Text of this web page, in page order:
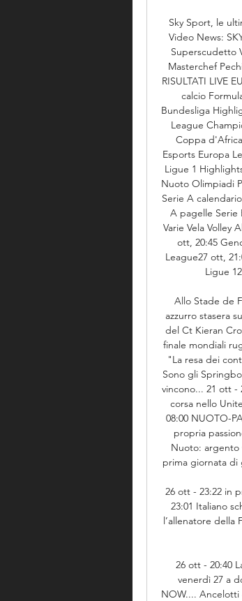
Sky Sport, le
Video News:
Superscudetto
Masterchef
RISULTATI LIVE
calcio
Bundesliga
League
Coppa
Esports Europa
Ligue 1
Nuoto Olimpiadi
Serie A
A pagelle Serie
Varie Vela Volley
ott, 20:45
League27 ott,
Ligue
Allo Stade de
azzurro stasera
del Ct Kieran
finale mondiali
"La resa dei
Sono gli
vincono... 21 ott -
corsa nello
08:00 NUOTO-
propria
Nuoto: argento
prima giornata di
26 ott - 23:22 in
23:01 Italiano
l’allenatore della
26 ott - 20:40
venerdì 27 a
NOW.... Ancelotti